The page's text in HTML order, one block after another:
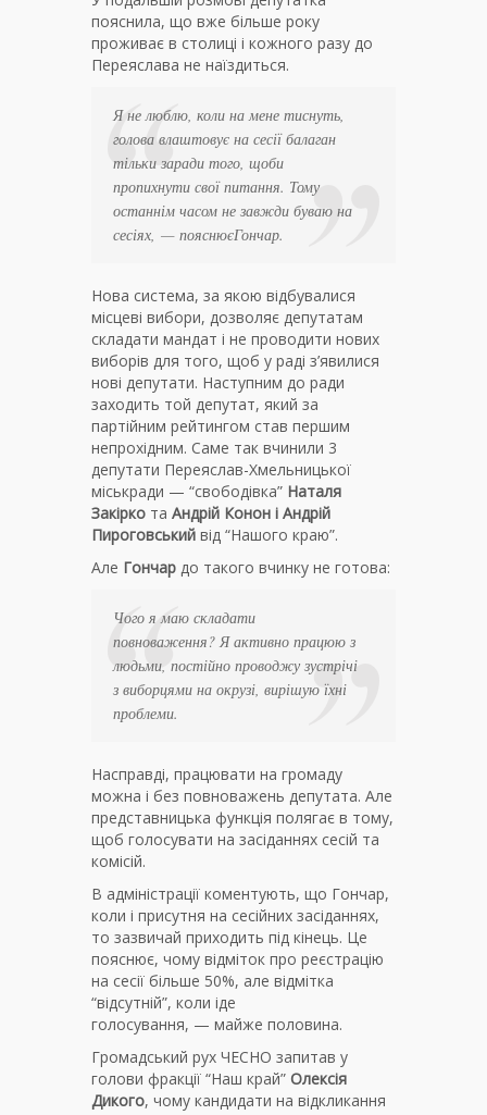
пояснила, що вже більше року
проживає в столиці і кожного разу до
Переяслава не наїздиться.
Я не люблю, коли на мене тиснуть,
голова влаштовує на сесії балаган
тільки заради того, щоби
пропихнути свої питання. Тому
останнім часом не завжди буваю на
сесіях, —пояснюєГончар.
Нова система, за якою відбувалися
місцеві вибори, дозволяє депутатам
складати мандат і не проводити нових
виборів для того, щоб у раді з’явилися
нові депутати. Наступним до ради
заходить той депутат, який за
партійним рейтингом став першим
непрохідним. Саме так вчинили 3
депутати Переяслав-Хмельницької
міськради — “свободівка” Наталя
Закірко та Андрій Конон і Андрій
Пироговський від “Нашого краю”.
Але Гончар до такого вчинку не готова:
Чого я маю складати
повноваження? Я активно працюю з
людьми, постійно проводжу зустрічі
з виборцями на окрузі, вирішую їхні
проблеми.
Насправді, працювати на громаду
можна і без повноважень депутата. Але
представницька функція полягає в тому,
щоб голосувати на засіданнях сесій та
комісій.
В адміністрації коментують, що Гончар,
коли і присутня на сесійних засіданнях,
то зазвичай приходить під кінець. Це
пояснює, чому відміток про реєстрацію
на сесії більше 50%, але відмітка
“відсутній”, коли іде
голосування, — майже половина.
Громадський рух ЧЕСНО запитав у
голови фракції “Наш край” Олексія
Дикого, чому кандидати на відкликання